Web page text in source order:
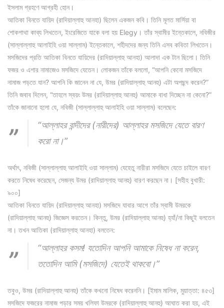
ইসলাম গ্রহণে আগ্রহী হোন।
আতিকা বিনতে যায়িদ (রাদিয়াল্লাহু আনহা) ছিলেন একজন কবি। তিনি মূলত মার্সিয়া বা
শোকগাথা কাব্য লিখতেন, ইংরেজিতে যাকে বলা হয় Elegy। তাঁর স্বামীর ইন্তেকালে, নবিজীর
(সাল্লাল্লাহু আলাইহি ওয়া সাল্লাম) ইন্তেকালে, শহীদদের জন্য তিনি এসব কবিতা লিখতেন।
মসজিদের প্রতি আতিকা বিনতে যায়িদের (রাদিয়াল্লাহু আনহা) আলাদা এক টান ছিলো। তিনি
ফজর ও এশার নামাজেও মসজিদে যেতেন। লোকজন তাঁকে বললো, “আপনি কেনো মসজিদে
নামাজ পড়তে যান? আপনি কি জানেন না যে, উমর (রাদিয়াল্লাহু আনহু) এটা অপছন্দ করেন?”
তিনি জবাব দিলেন, “তাহলে স্বয়ং উমর (রাদিয়াল্লাহু আনহু) আমাকে বাধা দিচ্ছেন না কেনো?”
তাঁকে জানানো হলো যে, নবিজী (সাল্লাল্লাহু আলাইহি ওয়া সাল্লাম) বলেছেন:
“আল্লাহর বান্দীদের (নারীদের) আল্লাহর মসজিদে যেতে বারণ
করো না।”
অর্থাৎ, নবিজী (সাল্লাল্লাহু আলাইহি ওয়া সাল্লাম) যেহেতু নারীরা মসজিদে যেতে চাইলে বারণ
করতে নিষেধ করেছেন, সেজন্য উমর (রাদিয়াল্লাহু আনহু) বারণ করছেন না। [সহীহ বুখারী:
৯০০]
আতিকা বিনতে যায়িদ (রাদিয়াল্লাহু আনহা) মসজিদে যাবার আগে তাঁর স্বামী উমরকে
(রাদিয়াল্লাহু আনহু) জিজ্ঞেস করতেন। কিন্তু, উমর (রাদিয়াল্লাহু আনহু) হ্যাঁ/না কিছুই বলতেন
না। তখন আতিকা (রাদিয়াল্লাহু আনহা) বলতেন:
“আল্লাহর কসম! যতোদিন আপনি আমাকে নিষেধ না করেন,
ততোদিন আমি (মসজিদে) যেতেই থাকবো।”
তবুও, উমর (রাদিয়াল্লাহু আনহু) তাঁকে কখনো নিষেধ করেননি। [ইমাম মালিক, মুয়াত্তা: ৪৫৩]
মসজিদে ফজরের নামাজ পড়ার সময় খলিফা উমরকে (রাদিয়াল্লাহু আনহু) আঘাত করা হয়, এই